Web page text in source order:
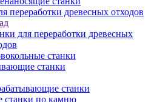
переработки древесных отходов
для переработки древесных
станки
станки
станки
станки по камню